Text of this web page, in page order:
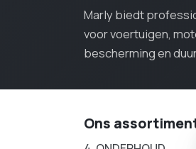
Marly biedt
voor voertuigen,
bescherming en
Ons